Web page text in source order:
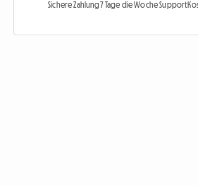
Sichere Zahlung7 Tage die Woche Support